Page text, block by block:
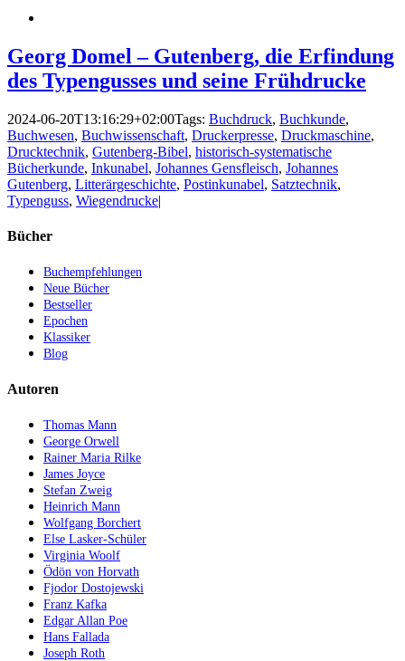
Georg Domel – Gutenberg, die Erfindung
des Typengusses und seine Frühdrucke
2024-06-20T13:16:29+02:00Tags: Buchdruck, Buchkunde,
Buchwesen, Buchwissenschaft, Druckerpresse, Druckmaschine,
Drucktechnik, Gutenberg-Bibel, historisch-systematische
Bücherkunde, Inkunabel, Johannes Gensfleisch, Johannes
Gutenberg, Litterärgeschichte, Postinkunabel, Satztechnik,
Typenguss, Wiegendrucke|
Bücher
Buchempfehlungen
Neue Bücher
Bestseller
Epochen
Klassiker
Blog
Autoren
Thomas Mann
George Orwell
Rainer Maria Rilke
James Joyce
Stefan Zweig
Heinrich Mann
Wolfgang Borchert
Else Lasker-Schüler
Virginia Woolf
Ödön von Horvath
Fjodor Dostojewski
Franz Kafka
Edgar Allan Poe
Hans Fallada
Joseph Roth